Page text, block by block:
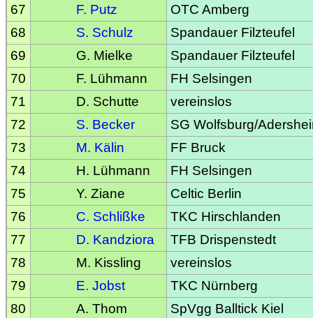
67
F. Putz
OTC Amberg
68
S. Schulz
Spandauer Filzteufel
69
G. Mielke
Spandauer Filzteufel
70
F. Lühmann
FH Selsingen
71
D. Schutte
vereinslos
72
S. Becker
SG Wolfsburg/
73
M. Kälin
FF Bruck
74
H. Lühmann
FH Selsingen
75
Y. Ziane
Celtic Berlin
76
C. Schlißke
TKC Hirschlanden
77
D. Kandziora
TFB Drispenstedt
78
M. Kissling
vereinslos
79
E. Jobst
TKC Nürnberg
80
A. Thom
SpVgg Balltick Kiel